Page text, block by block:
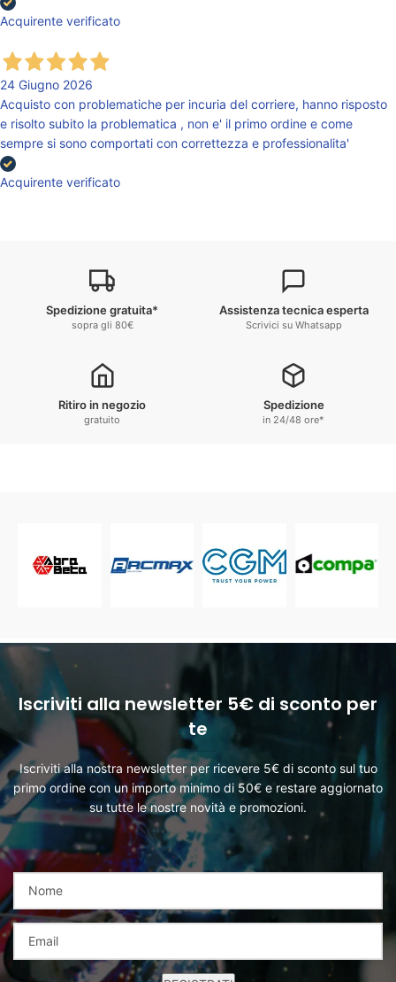
Acquirente verificato
24 Giugno 2026
Acquisto con problematiche per incuria del corriere, hanno risposto
e risolto subito la problematica , non e' il primo ordine e come
sempre si sono comportati con correttezza e professionalita'
Acquirente verificato
Spedizione gratuita*
sopra gli 80€
Assistenza tecnica esperta
Scrivici su Whatsapp
Ritiro in negozio
gratuito
Spedizione
in 24/48 ore*
Iscriviti alla newsletter 5€ di sconto per
te
Iscriviti alla nostra newsletter per ricevere 5€ di sconto sul tuo
primo ordine con un importo minimo di 50€ e restare aggiornato
su tutte le nostre novità e promozioni.